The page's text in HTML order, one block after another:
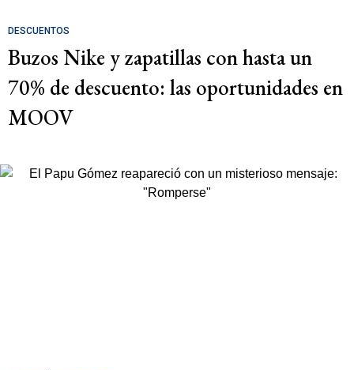
DESCUENTOS
Buzos Nike y zapatillas con hasta un
70% de descuento: las oportunidades en
MOOV